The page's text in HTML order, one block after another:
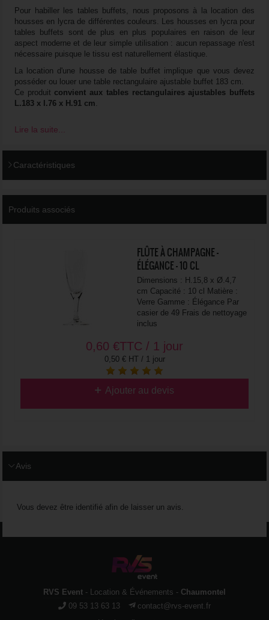
Pour habiller les tables buffets, nous proposons à la location des
housses en lycra de différentes couleurs. Les housses en lycra pour
tables buffets sont de plus en plus populaires en raison de leur
aspect moderne et de leur simple utilisation : aucun repassage n'est
nécessaire puisque le tissu est naturellement élastique.
La location d'une housse de table buffet implique que vous devez
posséder ou louer une table rectangulaire ajustable buffet 183 cm.
Ce produit convient aux tables rectangulaires ajustables buffets
L.183 x l.76 x H.91 cm.
Lire la suite...
Caractéristiques
Produits associés
FLÛTE À CHAMPAGNE -
ÉLÉGANCE - 10 CL
Dimensions : H.15,8 x Ø.4,7
cm Capacité : 10 cl Matière :
Verre Gamme : Élégance Par
casier de 49 Frais de nettoyage
inclus
0,60 €TTC / 1 jour
0,50 € HT / 1 jour
Ajouter au devis
Avis
Vous devez être identifié afin de laisser un avis.
RVS Event - Location & Événements - Chaumontel
09 53 13 63 13
contact@rvs-event.fr